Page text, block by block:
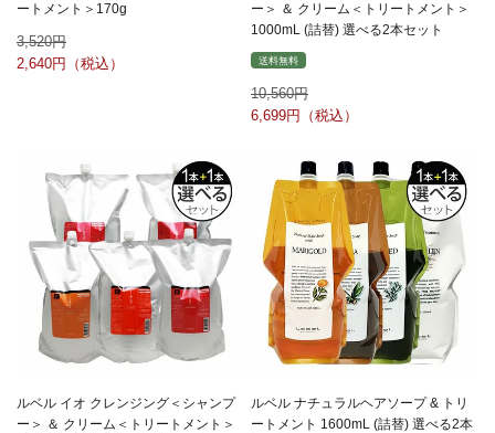
ートメント＞170g
3,520
2,640
ー＞ ＆ クリーム＜トリートメント＞
1000mL (詰替) 選べる2本セット
送料無料
10,560
6,699
ルベル イオ クレンジング＜シャンプ
ー＞ ＆ クリーム＜トリートメント＞
ルベル ナチュラルヘアソープ & トリ
ートメント 1600mL (詰替) 選べる2本